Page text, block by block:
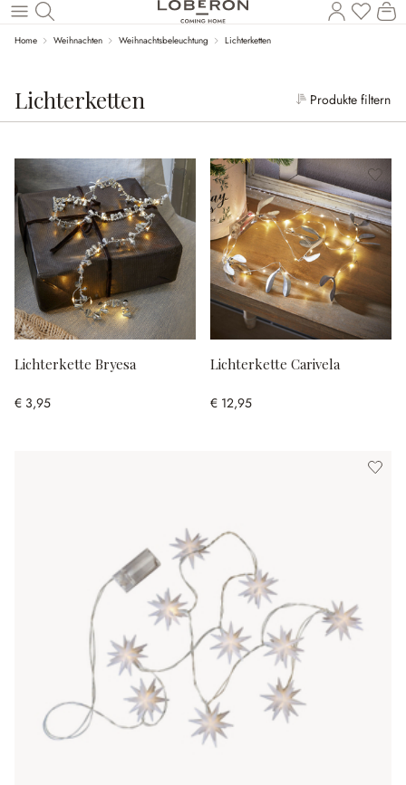
Zum Hauptinhalt springen
Home Weihnachten Weihnachtsbeleuchtung Lichterketten
Lichterketten Produkte filtern
Lichterkette Bryesa
€ 3,95
Lichterkette Carivela
€ 12,95